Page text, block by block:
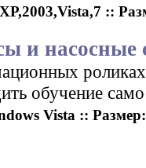
::
и насосные
роликах
обучение
Vista ::